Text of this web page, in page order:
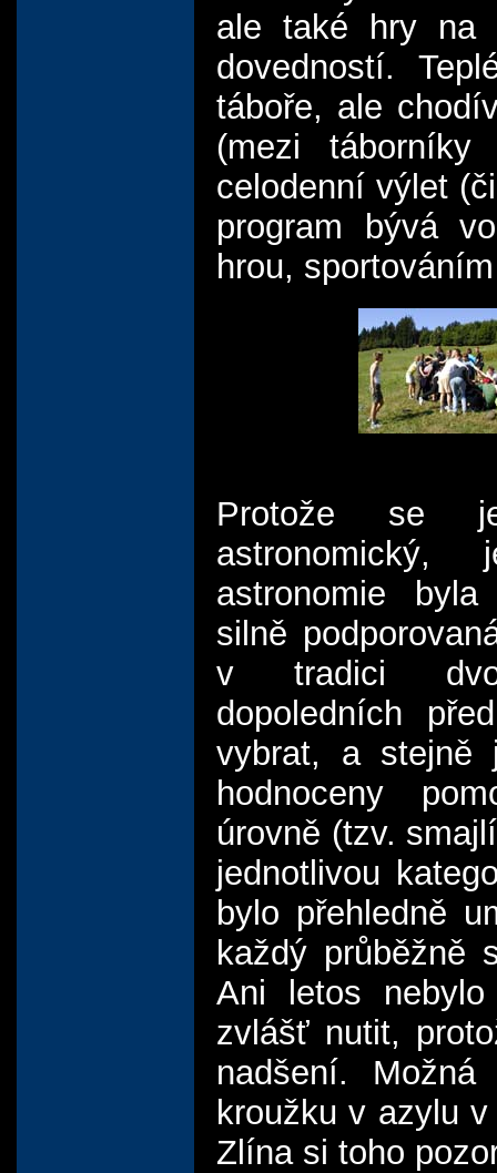
ale také hry na
dovedností.
táboře, ale
(mezi
celodenní výlet
program bývá
hrou,
Protože se
astronomie
silně
v tradici
dopoledních
vybrat, a stejně
hodnoceny
úrovně (tzv.
jednotlivou
bylo přehledně
každý průběžně
Ani letos
zvlášť nutit,
nadšení.
kroužku v azylu
Zlína si toho